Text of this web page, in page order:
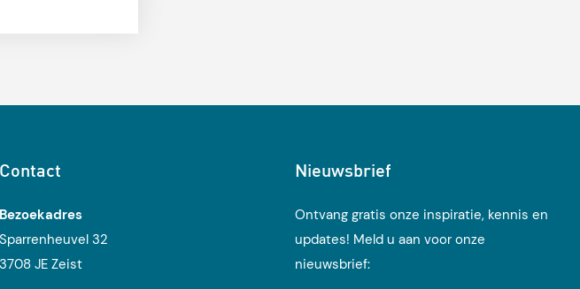
Contact
Bezoekadres
Sparrenheuvel 32
3708 JE Zeist
Nieuwsbrief
Ontvang gratis onze inspiratie, kennis en
updates! Meld u aan voor onze
nieuwsbrief: